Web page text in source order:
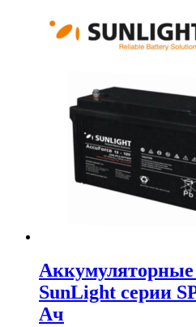
Аккумуляторные
SunLight серии
Ач